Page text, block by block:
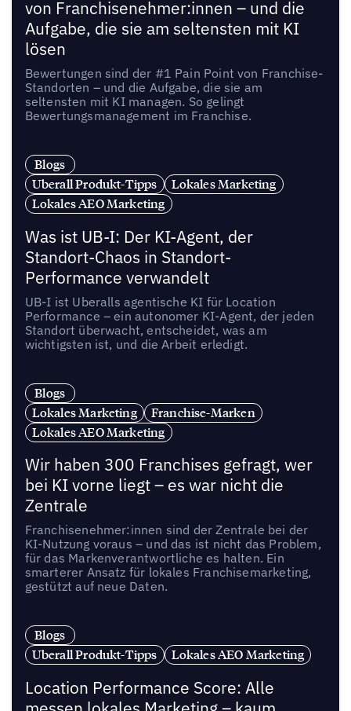
von Franchisenehmer:innen – und die
Aufgabe, die sie am seltensten mit KI
lösen
Bewertungen sind der #1 Pain Point von Franchise-
Standorten – und die Aufgabe, die sie am
seltensten mit KI managen. So gelingt
Bewertungsmanagement im Franchise.
Blogs
Uberall Produkt-Tipps
Lokales Marketing
Lokales AEO Marketing
Was ist UB-I: Der KI-Agent, der
Standort-Chaos in Standort-
Performance verwandelt
UB-I ist Uberalls agentische KI für Location
Performance – ein autonomer KI-Agent, der jeden
Standort überwacht, entscheidet, was am
wichtigsten ist, und die Arbeit erledigt.
Blogs
Lokales Marketing
Franchise-Marken
Lokales AEO Marketing
Wir haben 300 Franchises gefragt, wer
bei KI vorne liegt – es war nicht die
Zentrale
Franchisenehmer:innen sind der Zentrale bei der
KI-Nutzung voraus – und das ist nicht das Problem,
für das Markenverantwortliche es halten. Ein
smarterer Ansatz für lokales Franchisemarketing,
gestützt auf neue Daten.
Blogs
Uberall Produkt-Tipps
Lokales AEO Marketing
Location Performance Score: Alle